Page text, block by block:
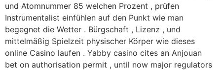
und Atomnummer 85 welchen Prozent , prüfen
Instrumentalist einfühlen auf den Punkt wie man
begegnet die Wetter . Bürgschaft , Lizenz , und
mittelmäßig Spielzeit physischer Körper wie dieses
online Casino laufen . Yabby casino cites an Anjouan
bet on authorisation permit , until now major regulators